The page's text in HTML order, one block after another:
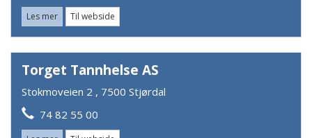
Les mer Til webside
Torget Tannhelse AS
Stokmoveien 2 , 7500 Stjørdal
74 82 55 00